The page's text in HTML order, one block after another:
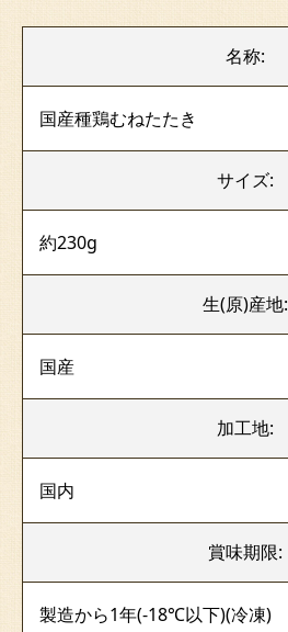
名称:
国産種鶏むねたたき
サイズ:
約230g
生(原)産地:
国産
加工地:
国内
賞味期限:
製造から1年(-18℃以下)(冷凍)